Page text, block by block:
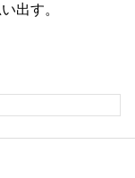
出す。